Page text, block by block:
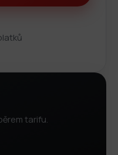
tarifu.